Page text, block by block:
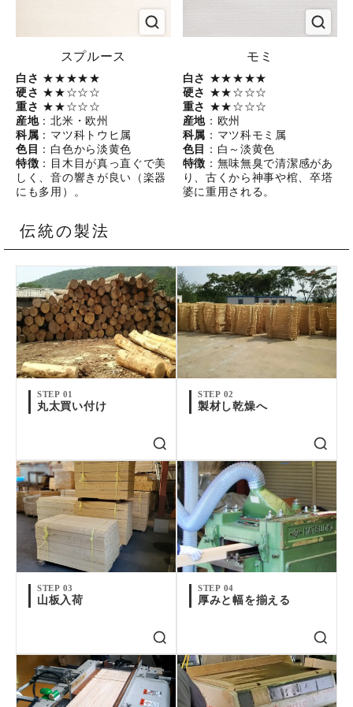
スプルース
白さ ★★★★★
硬さ ★★☆☆☆
重さ ★★☆☆☆
産地：北米・欧州
科属 ：マツ科トウヒ属
色目 ：白色から淡黄色
特徴 ：目木目が真っ直ぐで美
しく、音の響きが良い（楽器
にも多用）。
モミ
白さ ★★★★★
硬さ ★★☆☆☆
重さ ★★☆☆☆
産地：欧州
科属 ：マツ科モミ属
色目
：白～淡黄色
特徴 ：無味無臭で清潔感があ
り、古くから神事や棺、卒塔
婆に重用される。
伝統の製法
STEP 01
丸太買い付け
STEP 02
製材し乾燥へ
STEP 03
山板入荷
STEP 04
厚みと幅を揃える